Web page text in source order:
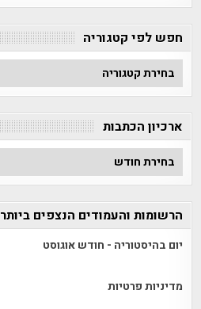
חפש לפי קטגוריה
חפש
לפי
ארכיון הכתבות
ארכיון
הכתבות
הרשומות והעמודים הנצפים ביותר
יום בהיסטוריה - חודש אוגוסט
מדיניות פרטיות